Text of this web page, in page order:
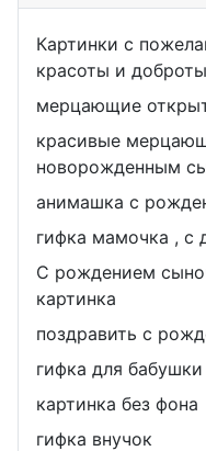
Картинки с
красоты и доброты
мерцающие
красивые
новорожденным
анимашка с
гифка мамочка , с
С рождением
картинка
поздравить с
гифка для
картинка без фона
гифка внучок